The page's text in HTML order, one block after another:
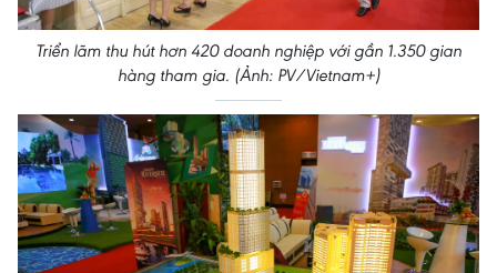
Triển lãm thu hút hơn 420 doanh nghiệp với gần 1.350 gian
hàng tham gia. (Ảnh: PV/Vietnam+)